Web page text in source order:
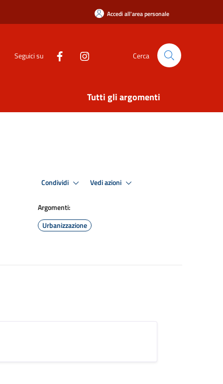
Accedi all'area personale
Seguici su Cerca
Tutti gli argomenti
Condividi Vedi azioni
Argomenti:
Urbanizzazione